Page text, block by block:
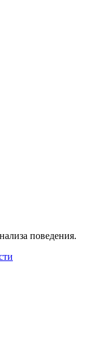
поведения.